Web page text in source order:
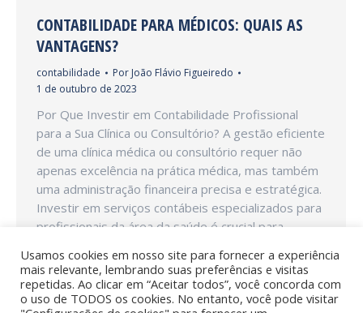
CONTABILIDADE PARA MÉDICOS: QUAIS AS
VANTAGENS?
contabilidade Por João Flávio Figueiredo
1 de outubro de 2023
Por Que Investir em Contabilidade Profissional
para a Sua Clínica ou Consultório? A gestão eficiente
de uma clínica médica ou consultório requer não
apenas excelência na prática médica, mas também
uma administração financeira precisa e estratégica.
Investir em serviços contábeis especializados para
profissionais da área da saúde é crucial para
Usamos cookies em nosso site para fornecer a experiência
mais relevante, lembrando suas preferências e visitas
repetidas. Ao clicar em “Aceitar todos”, você concorda com
o uso de TODOS os cookies. No entanto, você pode visitar